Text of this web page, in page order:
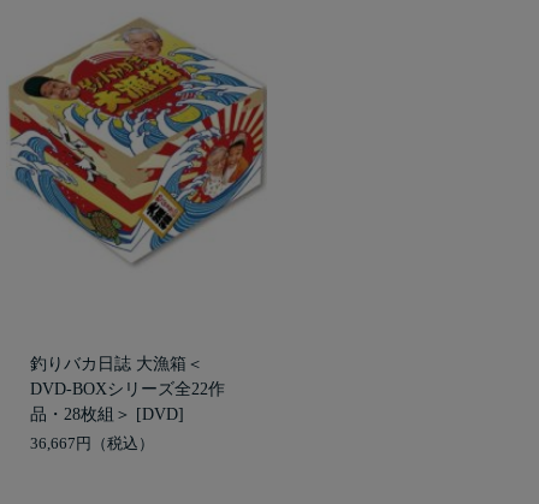
釣りバカ日誌 大漁箱＜
DVD-BOXシリーズ全22作
品・28枚組＞ [DVD]
36,667円